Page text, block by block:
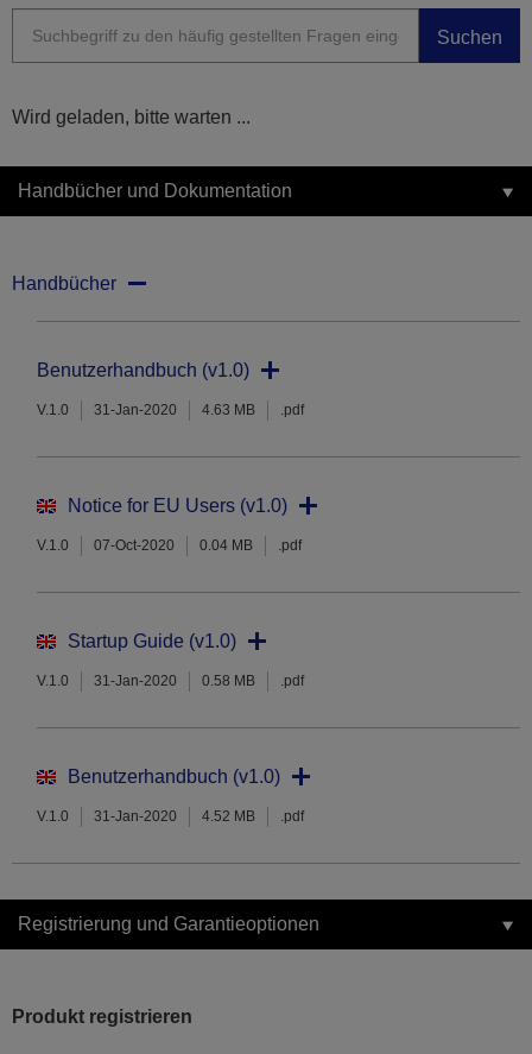
Suchen
Wird geladen, bitte warten ...
Handbücher und Dokumentation
Handbücher
Benutzerhandbuch (v1.0)
V.1.0 31-Jan-2020 4.63 MB .pdf
Notice for EU Users (v1.0)
V.1.0 07-Oct-2020 0.04 MB .pdf
Startup Guide (v1.0)
V.1.0 31-Jan-2020 0.58 MB .pdf
Benutzerhandbuch (v1.0)
V.1.0 31-Jan-2020 4.52 MB .pdf
Registrierung und Garantieoptionen
Produkt registrieren